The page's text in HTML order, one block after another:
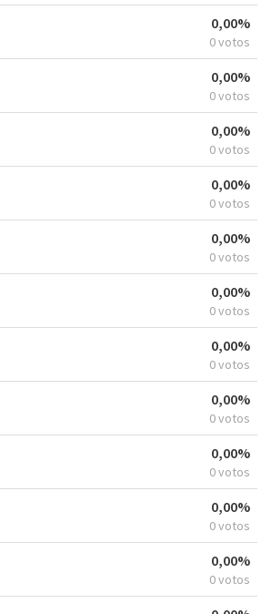
0,00%
0 votos
0,00%
0 votos
0,00%
0 votos
0,00%
0 votos
0,00%
0 votos
0,00%
0 votos
0,00%
0 votos
0,00%
0 votos
0,00%
0 votos
0,00%
0 votos
0,00%
0 votos